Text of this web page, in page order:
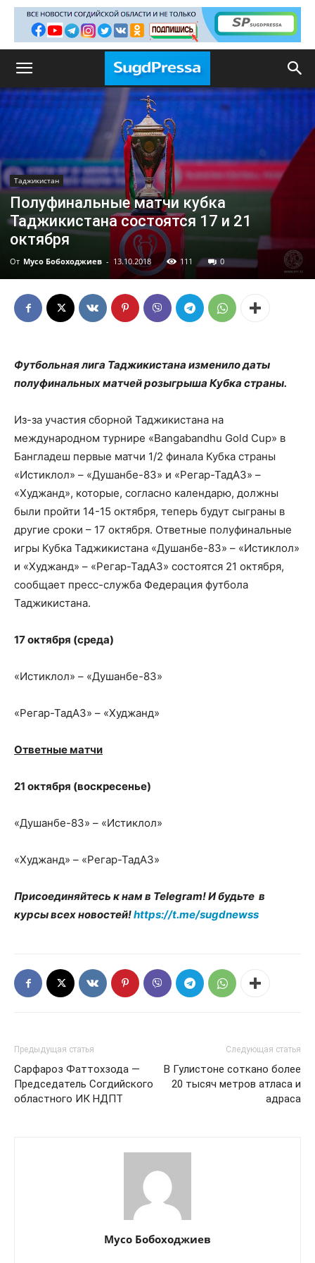
Таджикистан
Полуфинальные матчи кубка
Таджикистана состоятся 17 и 21
октября
От Мусо Бобоходжиев - 13.10.2018 111 0
Футбольная лига Таджикистана изменило даты
полуфинальных матчей розыгрыша Кубка страны.
Из-за участия сборной Таджикистана на
международном турнире «Bangabandhu Gold Cup» в
Бангладеш первые матчи 1/2 финала Кубка страны
«Истиклол» – «Душанбе-83» и «Регар-ТадАЗ» –
«Худжанд», которые, согласно календарю, должны
были пройти 14-15 октября, теперь будут сыграны в
другие сроки – 17 октября. Ответные полуфинальные
игры Кубка Таджикистана «Душанбе-83» – «Истиклол»
и «Худжанд» – «Регар-ТадАЗ» состоятся 21 октября,
сообщает пресс-служба Федерация футбола
Таджикистана.
17 октября (среда)
«Истиклол» – «Душанбе-83»
«Регар-ТадАЗ» – «Худжанд»
Ответные матчи
21 октября (воскресенье)
«Душанбе-83» – «Истиклол»
«Худжанд» – «Регар-ТадАЗ»
Присоединяйтесь к нам в Telegram! И будьте в
курсы всех новостей!https://t.me/sugdnewss
Предыдущая статья
Сарфароз Фаттохзода —
Председатель Согдийского
областного ИК НДПТ
Следующая статья
В Гулистоне соткано более
20 тысяч метров атласа и
адраса
Мусо Бобоходжиев